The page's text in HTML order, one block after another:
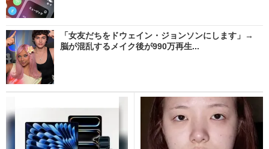
「女友だちをドウェイン・ジョンソンにします」→
脳が混乱するメイク後が990万再生...